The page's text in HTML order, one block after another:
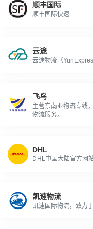
顺丰国际
顺丰国际快速
云途
云途物流（
飞鸟
主营东南亚物流专线
物流服务。
DHL
DHL中国大陆官方网
凯速物流
凯速国际物流，致力